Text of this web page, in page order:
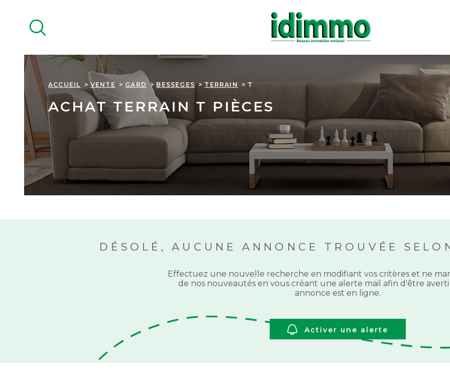
contenu
ACCUEIL VENTE GARD BESSEGES TERRAIN T
ACHAT TERRAIN T PIÈCES
DÉSOLÉ, AUCUNE ANNONCE TROUVÉE
Effectuez une nouvelle recherche en modifiant vos critères et ne
de nos nouveautés en vous créant une alerte mail afin d'être
annonce est en ligne.
Activer une alerte